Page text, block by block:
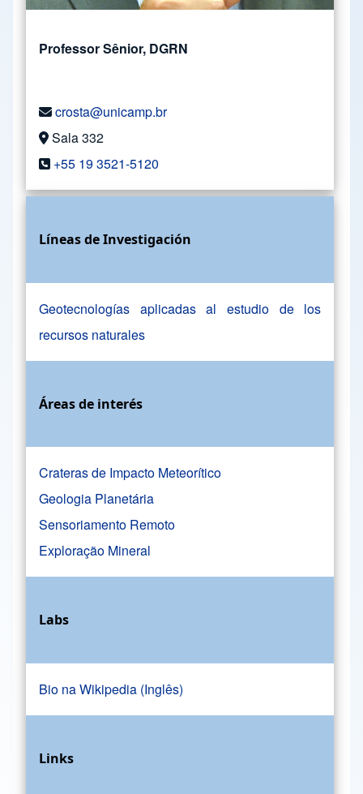
Professor Sênior, DGRN
crosta@unicamp.br
Sala 332
+55 19 3521-5120
Líneas de Investigación
Geotecnologías aplicadas al estudio de los
recursos naturales
Áreas de interés
Crateras de Impacto Meteorítico
Geologia Planetária
Sensoriamento Remoto
Exploração Mineral
Labs
Bio na Wikipedia (Inglês)
Links